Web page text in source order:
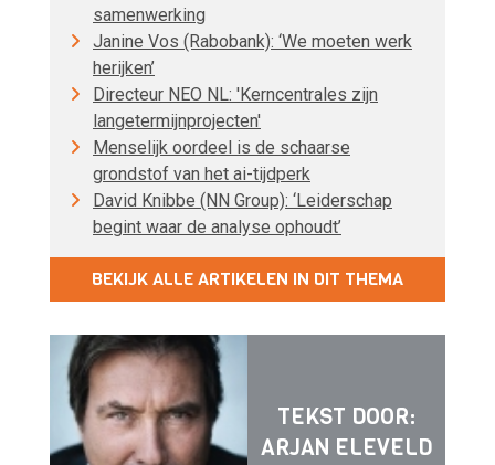
samenwerking
Janine Vos (Rabobank): ‘We moeten werk
herijken’
Directeur NEO NL: 'Kerncentrales zijn
langetermijnprojecten'
Menselijk oordeel is de schaarse
grondstof van het ai-tijdperk
David Knibbe (NN Group): ‘Leiderschap
begint waar de analyse ophoudt’
BEKIJK ALLE ARTIKELEN IN DIT THEMA
TEKST DOOR:
ARJAN ELEVELD